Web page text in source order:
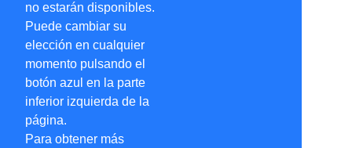
no estarán disponibles.
Puede cambiar su
elección en cualquier
momento pulsando el
botón azul en la parte
inferior izquierda de la
página.
Para obtener más